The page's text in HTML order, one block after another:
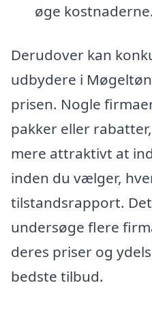
øge kostnaderne.
Derudover kan
udbydere i
prisen. Nogle
pakker eller
mere attraktivt at
inden du vælger,
tilstandsrapport.
undersøge flere
deres priser og
bedste tilbud.